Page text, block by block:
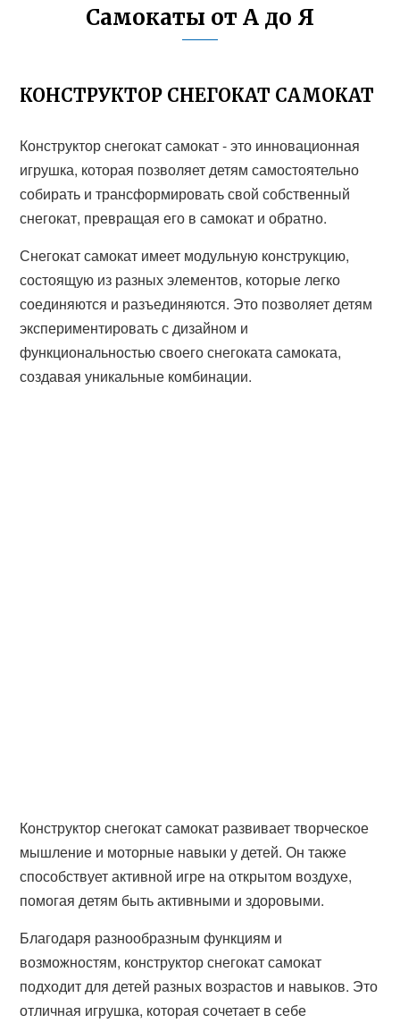
Самокаты от А до Я
КОНСТРУКТОР СНЕГОКАТ САМОКАТ
Конструктор снегокат самокат - это инновационная
игрушка, которая позволяет детям самостоятельно
собирать и трансформировать свой собственный
снегокат, превращая его в самокат и обратно.
Снегокат самокат имеет модульную конструкцию,
состоящую из разных элементов, которые легко
соединяются и разъединяются. Это позволяет детям
экспериментировать с дизайном и
функциональностью своего снегоката самоката,
создавая уникальные комбинации.
Конструктор снегокат самокат развивает творческое
мышление и моторные навыки у детей. Он также
способствует активной игре на открытом воздухе,
помогая детям быть активными и здоровыми.
Благодаря разнообразным функциям и
возможностям, конструктор снегокат самокат
подходит для детей разных возрастов и навыков. Это
отличная игрушка, которая сочетает в себе